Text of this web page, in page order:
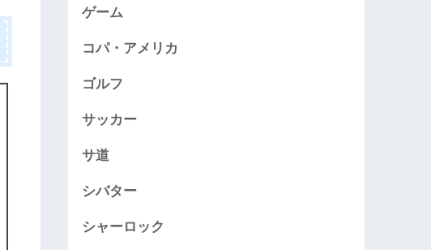
ゲーム
コパ・アメリカ
ゴルフ
サッカー
サ道
シバター
シャーロック